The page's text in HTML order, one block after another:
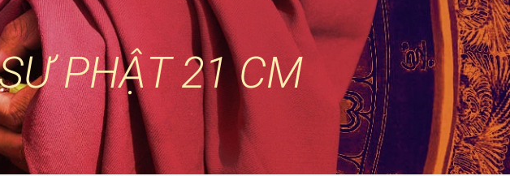
PHẬT 21 CM